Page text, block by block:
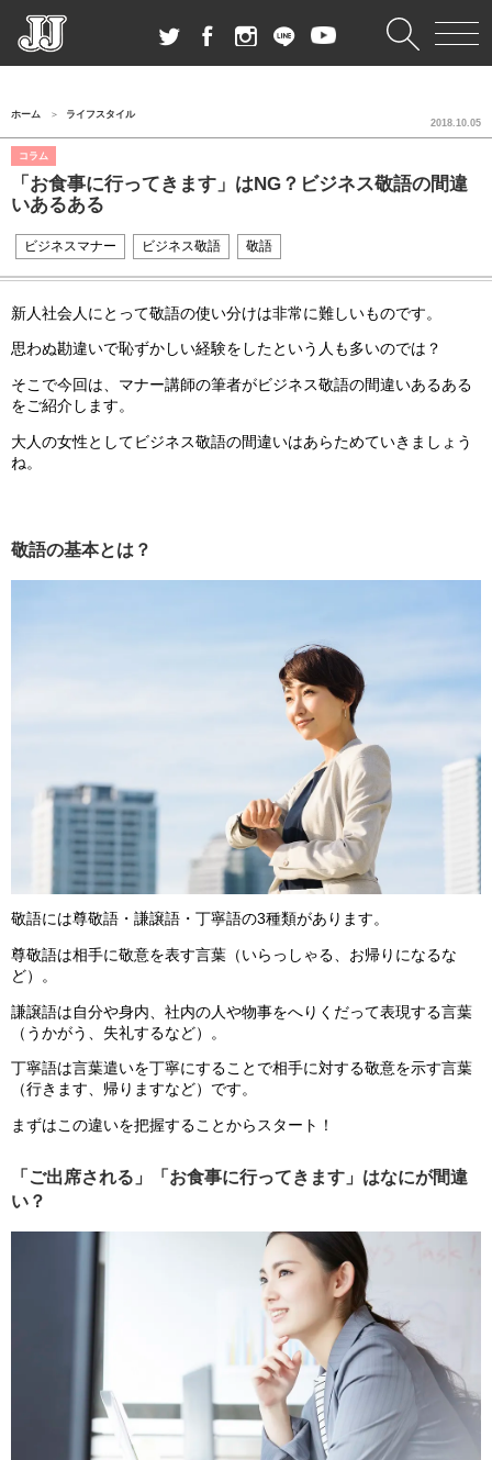
ホーム ライフスタイル
コラム
「お食事に行ってきます」はNG？ビジネス敬語の間違
いあるある
2018.10.05
ビジネスマナー ビジネス敬語 敬語
新人社会人にとって敬語の使い分けは非常に難しいものです。
思わぬ勘違いで恥ずかしい経験をしたという人も多いのでは？
そこで今回は、マナー講師の筆者がビジネス敬語の間違いあるある
をご紹介します。
大人の女性としてビジネス敬語の間違いはあらためていきましょう
ね。
敬語の基本とは？
敬語には尊敬語・謙譲語・丁寧語の3種類があります。
尊敬語は相手に敬意を表す言葉（いらっしゃる、お帰りになるな
ど）。
謙譲語は自分や身内、社内の人や物事をへりくだって表現する言葉
（うかがう、失礼するなど）。
丁寧語は言葉遣いを丁寧にすることで相手に対する敬意を示す言葉
（行きます、帰りますなど）です。
まずはこの違いを把握することからスタート！
「ご出席される」「お食事に行ってきます」はなにが間違
い？